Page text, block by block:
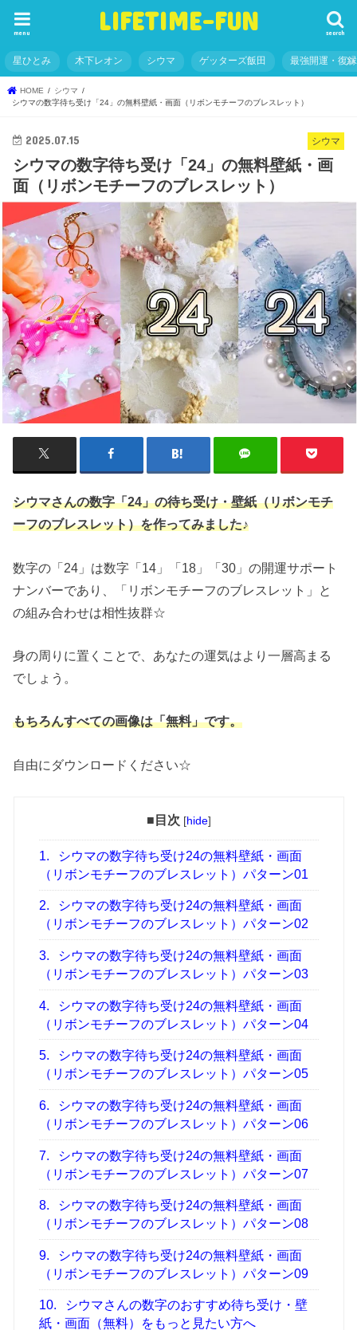
LIFETIME-FUN search
menu
星ひとみ 木下レオン シウマ ゲッターズ飯田 最強開運・復
HOME
シウマ
シウマの数字待ち受け「24」の無料壁紙・画面（リボンモチーフのブレスレット）
シウマ
2025.07.15
シウマの数字待ち受け「24」の無料壁紙・画
面（リボンモチーフのブレスレット）
シウマさんの数字「24」の待ち受け・壁紙（リボンモチ
ーフのブレスレット）を作ってみました♪
数字の「24」は数字「14」「18」「30」の開運サポート
ナンバーであり、「リボンモチーフのブレスレット」と
の組み合わせは相性抜群☆
身の周りに置くことで、あなたの運気はより一層高まる
でしょう。
もちろんすべての画像は「無料」です。
自由にダウンロードください☆
■目次 [hide]
1.
シウマの数字待ち受け24の無料壁紙・画面
（リボンモチーフのブレスレット）パターン01
2.
シウマの数字待ち受け24の無料壁紙・画面
（リボンモチーフのブレスレット）パターン02
3.
シウマの数字待ち受け24の無料壁紙・画面
（リボンモチーフのブレスレット）パターン03
4.
シウマの数字待ち受け24の無料壁紙・画面
（リボンモチーフのブレスレット）パターン04
5.
シウマの数字待ち受け24の無料壁紙・画面
（リボンモチーフのブレスレット）パターン05
6.
シウマの数字待ち受け24の無料壁紙・画面
（リボンモチーフのブレスレット）パターン06
7.
シウマの数字待ち受け24の無料壁紙・画面
（リボンモチーフのブレスレット）パターン07
8.
シウマの数字待ち受け24の無料壁紙・画面
（リボンモチーフのブレスレット）パターン08
9.
シウマの数字待ち受け24の無料壁紙・画面
（リボンモチーフのブレスレット）パターン09
10.
シウマさんの数字のおすすめ待ち受け・壁
紙・画面（無料）をもっと見たい方へ